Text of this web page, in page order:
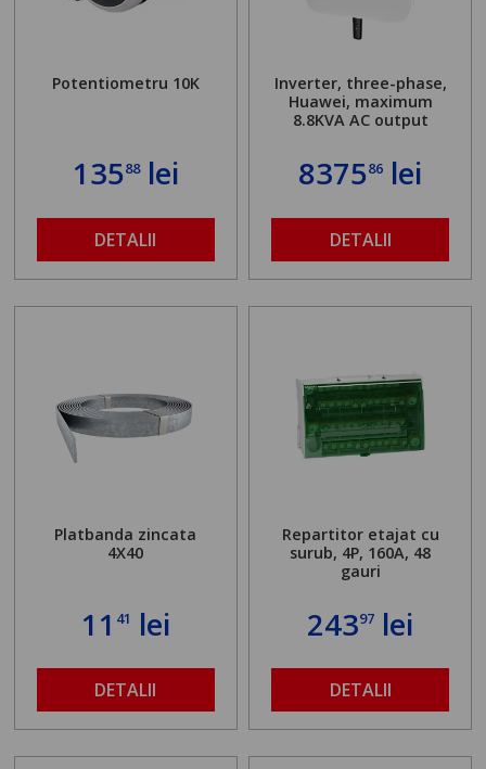
Potentiometru 10K
13588lei
DETALII
Inverter, three-phase,
Huawei, maximum
8.8KVA AC output
837586 lei
DETALII
Platbanda zincata
4X40
11 41 lei
DETALII
Repartitor etajat cu
surub, 4P, 160A, 48
gauri
24397 lei
DETALII